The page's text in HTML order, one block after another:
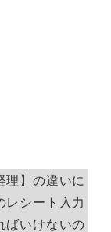
理】の違いに
シート入力
ばいけないの